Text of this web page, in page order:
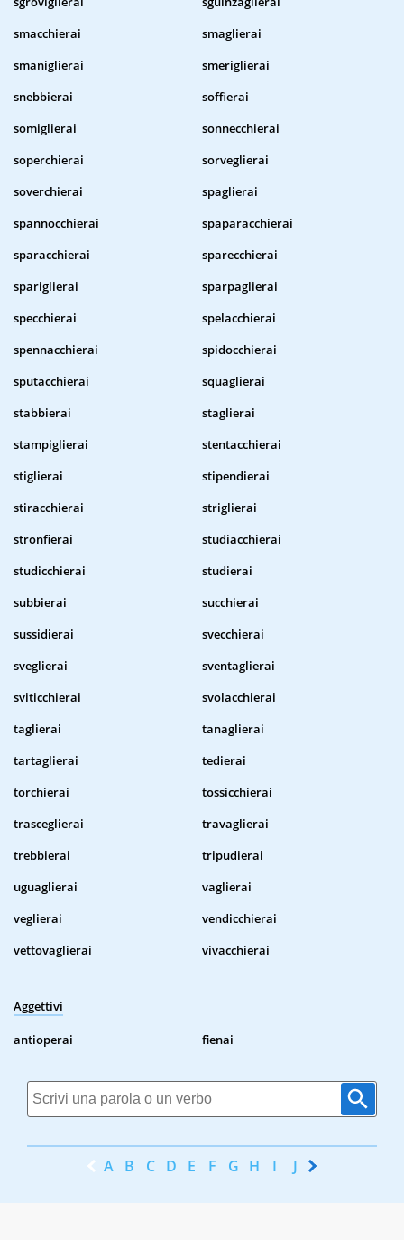
smacchierai
smaglierai
smaniglierai
smeriglierai
snebbierai
soffierai
somiglierai
sonnecchierai
soperchierai
sorveglierai
soverchierai
spaglierai
spannocchierai
spaparacchierai
sparacchierai
sparecchierai
spariglierai
sparpaglierai
specchierai
spelacchierai
spennacchierai
spidocchierai
sputacchierai
squaglierai
stabbierai
staglierai
stampiglierai
stentacchierai
stiglierai
stipendierai
stiracchierai
striglierai
stronfierai
studiacchierai
studicchierai
studierai
subbierai
succhierai
sussidierai
svecchierai
sveglierai
sventaglierai
sviticchierai
svolacchierai
taglierai
tanaglierai
tartaglierai
tedierai
torchierai
tossicchierai
trasceglierai
travaglierai
trebbierai
tripudierai
uguaglierai
vaglierai
veglierai
vendicchierai
vettovaglierai
vivacchierai
Aggettivi
antioperai fienai
A B C D E F G H I J K